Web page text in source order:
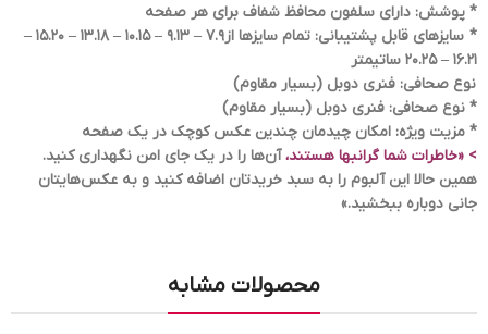
* پوشش: دارای سلفون محافظ شفاف برای هر صفحه
* سایزهای قابل پشتیبانی: تمام سایزها از7.9 – 9.13 – 10.15 – 13.18 – 15.20 –
16.21 – 20.25 ساتیمتر
نوع صحافی: فنری دوبل (بسیار مقاوم)
* نوع صحافی: فنری دوبل (بسیار مقاوم)
* مزیت ویژه: امکان چیدمان چندین عکس کوچک در یک صفحه
> «خاطرات شما گرانبها هستند،آن‌ها را در یک جای امن نگهداری کنید.
همین حالا این آلبوم را به سبد خریدتان اضافه کنید و به عکس‌هایتان
جانی دوباره ببخشید.»
محصولات مشابه